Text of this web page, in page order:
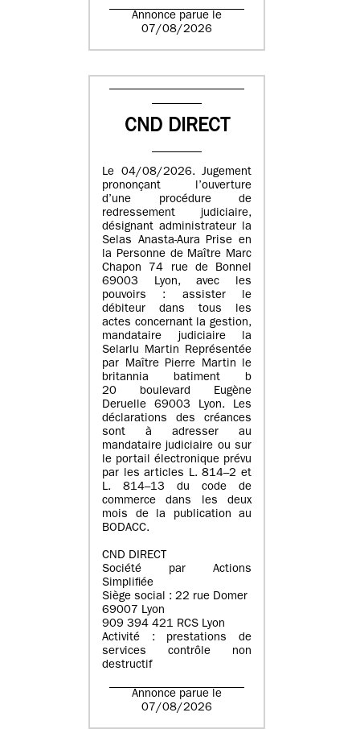
Annonce parue le
07/08/2026
CND DIRECT
Le 04/08/2026. Jugement
prononçant l’ouverture
d’une procédure de
redressement judiciaire,
désignant administrateur la
Selas Anasta-Aura Prise en
la Personne de Maître Marc
Chapon 74 rue de Bonnel
69003 Lyon, avec les
pouvoirs : assister le
débiteur dans tous les
actes concernant la gestion,
mandataire judiciaire la
Selarlu Martin Représentée
par Maître Pierre Martin le
britannia batiment b
20 boulevard Eugène
Deruelle 69003 Lyon. Les
déclarations des créances
sont à adresser au
mandataire judiciaire ou sur
le portail électronique prévu
par les articles L. 814–2 et
L. 814–13 du code de
commerce dans les deux
mois de la publication au
BODACC.
CND DIRECT
Société par Actions
Simplifiée
Siège social : 22 rue Domer
69007 Lyon
909 394 421 RCS Lyon
Activité : prestations de
services contrôle non
destructif
Annonce parue le
07/08/2026